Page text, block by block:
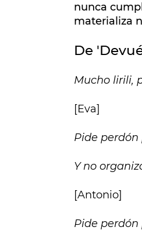
nunca
materializa
De
Mucho lirili,
[Eva]
Pide perdón
Y no
[Antonio]
Pide